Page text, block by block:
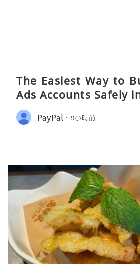
The Easiest Way to
Ads Accounts Safely
PayPal 9小時前